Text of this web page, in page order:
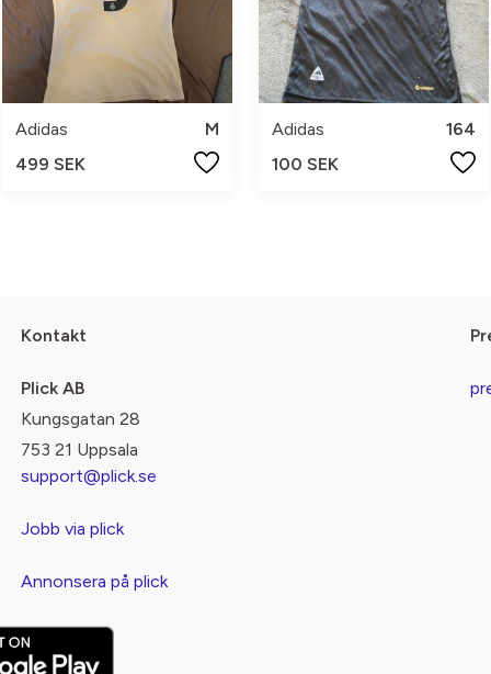
Adidas
M
499 SEK
Adidas
164
100 SEK
Kontakt
Plick AB
Kungsgatan 28
753 21 Uppsala
support@plick.se
Jobb via plick
Annonsera på plick